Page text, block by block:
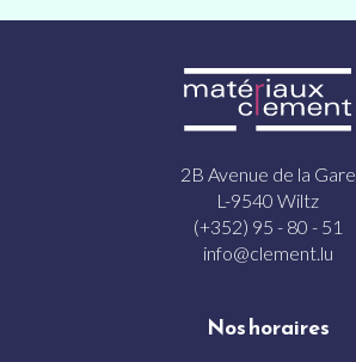
2B Avenue de la Gare
L-9540 Wiltz
(+352) 95 - 80 - 51
info@clement.lu
Nos horaires